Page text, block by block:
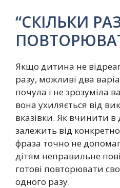
“СКІЛЬКИ
Якщо дитина не
разу, можливі два
почула і не зрозуміла
вона ухиляється від
вказівки. Як вчинити
залежить від
фраза точно не
дітям неправильне
готові повторювати
одного разу.